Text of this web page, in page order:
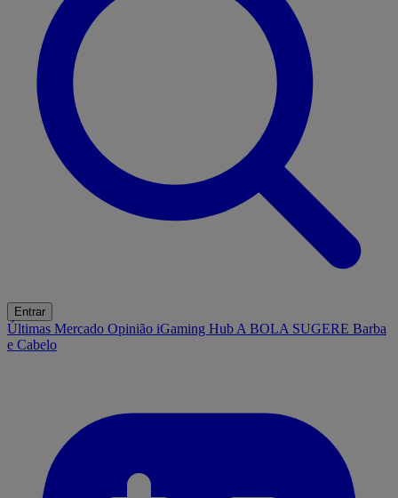
Entrar
Últimas Mercado Opinião iGaming Hub A BOLA SUGERE Barba
e Cabelo